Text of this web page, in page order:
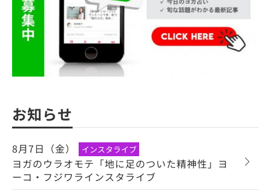
お知らせ
8月7日（金） インスタライブ
ヨガのウラオモテ「地に足のついた精神性」ヨ
ーコ・フジワラインスタライブ